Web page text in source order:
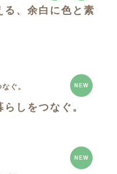
る、余白に色と素
NEW
しをつなぐ。
NEW